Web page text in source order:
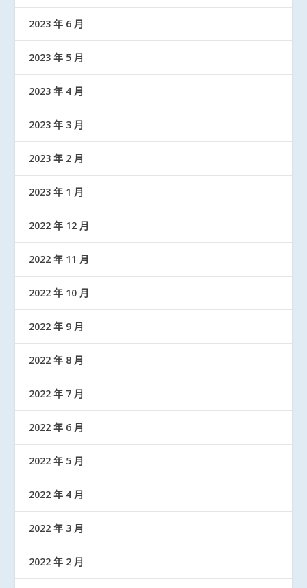
2023 年 6 月
2023 年 5 月
2023 年 4 月
2023 年 3 月
2023 年 2 月
2023 年 1 月
2022 年 12 月
2022 年 11 月
2022 年 10 月
2022 年 9 月
2022 年 8 月
2022 年 7 月
2022 年 6 月
2022 年 5 月
2022 年 4 月
2022 年 3 月
2022 年 2 月